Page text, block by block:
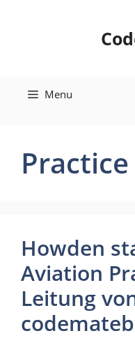
Menu
Practice
Howden
Aviation
Leitung